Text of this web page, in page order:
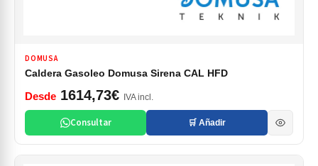
DOMUSA
Caldera Gasoleo Domusa Sirena CAL HFD
Desde 1614,73€ IVA incl.
Consultar 🛒 Añadir